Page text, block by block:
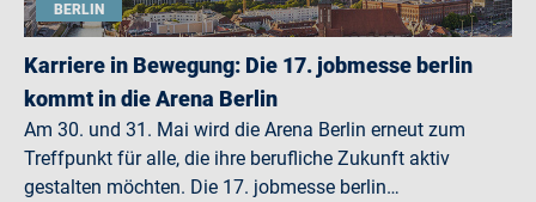
BERLIN
Karriere in Bewegung: Die 17. jobmesse berlin
kommt in die Arena Berlin
Am 30. und 31. Mai wird die Arena Berlin erneut zum
Treffpunkt für alle, die ihre berufliche Zukunft aktiv
gestalten möchten. Die 17. jobmesse berlin…